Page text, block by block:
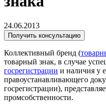
24.06.2013
Получить консультацию
Коллективный бренд (
товарный знак, в случае
госрегистрации и наличия у
правоустанавливающего
госрегистрации),
промсобственности.